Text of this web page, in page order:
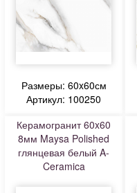
Размеры: 60x60см
Артикул: 100250
Керамогранит 60x60
8мм Maysa Polished
глянцевая белый A-
Ceramica